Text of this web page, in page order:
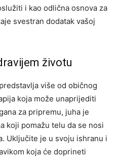
i kao odlična osnova za
svestran dodatak vašoj
životu
više od običnog
koja može unaprijediti
za pripremu, juha je
koji pomažu telu da se nosi
Uključite je u svoju ishranu i
koja će doprineti